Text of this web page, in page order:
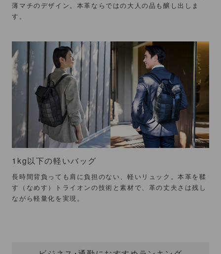
薄マチのデザイン。本革ならではの大人の品も醸し出しま
す。
1kg以下の軽いバッグ
長時間背負っても肩に負担のない、軽いリュック。本革を鞣
す（なめす）トライオンの技術と素材で、革の丈夫さは残し
ながら軽量化を実現。